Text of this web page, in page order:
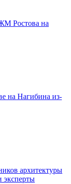
Ростова на
на Нагибина из-
архитектуры
эксперты